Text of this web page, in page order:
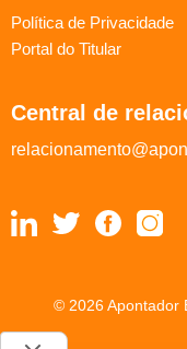
Política de Privacidade
Portal do Titular
Central de
© 2026 Apontador